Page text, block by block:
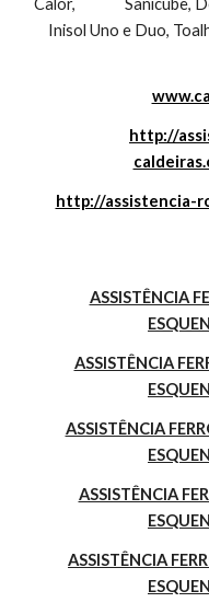
Calor,
Inisol Uno e Duo,
http://
http://assistencia-
ASSISTÊNCIA
ASSISTÊNCIA
ASSISTÊNCIA
ASSISTÊNCIA
ASSISTÊNCIA